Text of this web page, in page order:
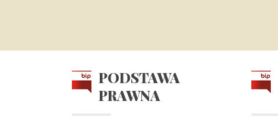
PODSTAWA
PRAWNA